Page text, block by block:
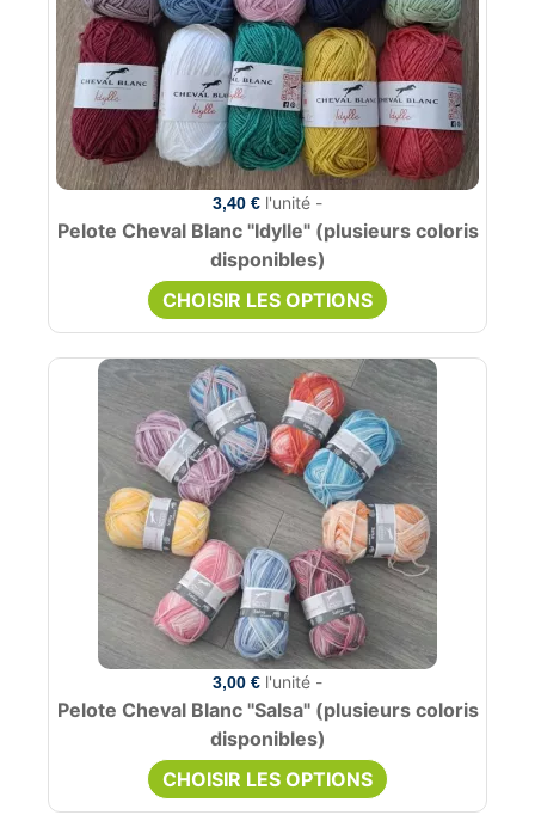
3,40 € l'unité -
Pelote Cheval Blanc "Idylle" (plusieurs coloris
disponibles)
CHOISIR LES OPTIONS
3,00 € l'unité -
Pelote Cheval Blanc "Salsa" (plusieurs coloris
disponibles)
CHOISIR LES OPTIONS